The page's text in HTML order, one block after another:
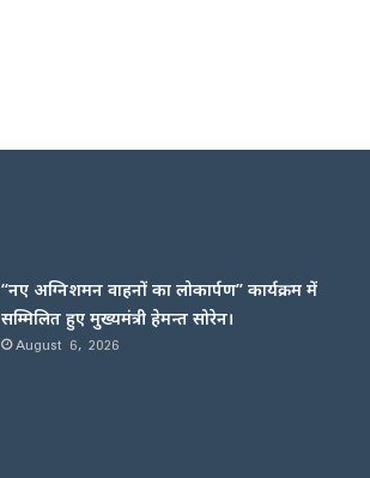
“नए अग्निशमन वाहनों का लोकार्पण” कार्यक्रम में
सम्मिलित हुए मुख्यमंत्री हेमन्त सोरेन।
August 6, 2026